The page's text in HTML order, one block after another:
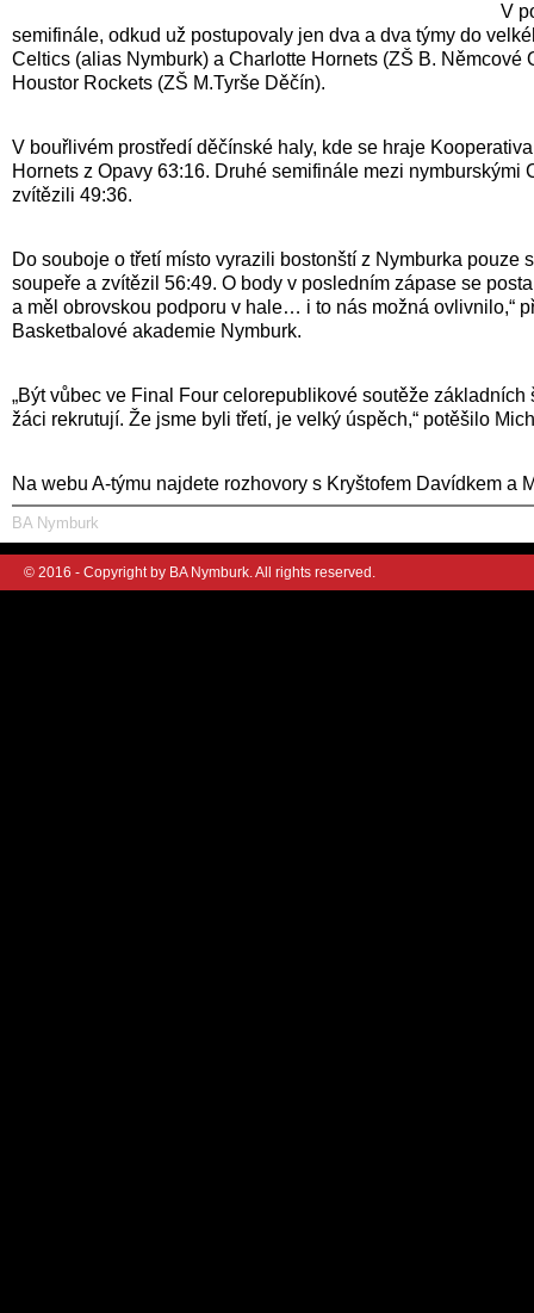
V
semifinále, odkud už postupovaly jen dva a dva týmy do
Celtics (alias Nymburk) a Charlotte Hornets (ZŠ B.
Houstor Rockets (ZŠ M.Tyrše Děčín).
V bouřlivém prostředí děčínské haly, kde se hraje
Hornets z Opavy 63:16. Druhé semifinále mezi
zvítězili 49:36.
Do souboje o třetí místo vyrazili bostonští z Nymburka
soupeře a zvítězil 56:49. O body v posledním zápase se
a měl obrovskou podporu v hale… i to nás možná ovlivnilo,“
Basketbalové akademie Nymburk.
„Být vůbec ve Final Four celorepublikové soutěže
žáci rekrutují. Že jsme byli třetí, je velký úspěch,“ potěšilo
Na webu A-týmu najdete rozhovory s Kryštofem Davídkem a
BA Nymburk
© 2016 - Copyright by BA Nymburk. All rights reserved.